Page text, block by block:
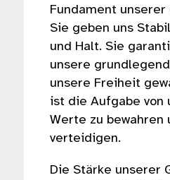
Fundament
Sie geben uns
und Halt. Sie
unsere
unsere Freiheit
ist die Aufgabe von
Werte zu bewahren
verteidigen.
Die Stärke unserer